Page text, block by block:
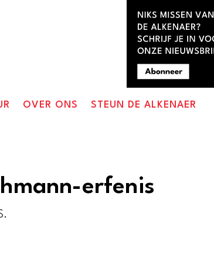
OVER ONS STEUN DE ALKENAER
erfenis